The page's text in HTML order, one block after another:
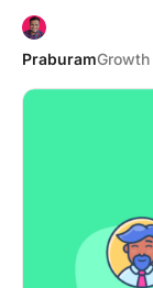
Praburam